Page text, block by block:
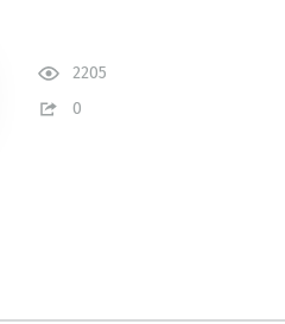
2205
0